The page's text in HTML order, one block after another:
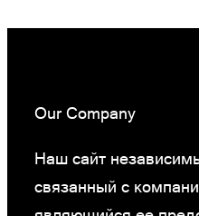
Our Company
Наш сайт
связанный с